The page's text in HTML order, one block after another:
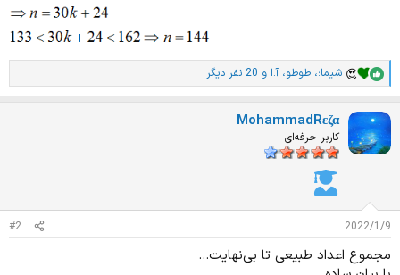
ا
م
ت
ی
ا
ز
شیما؛، طوطو، آ.ا و 20 نفر دیگر
MohammadRεζα
کاربر حرفه‌ای
2022/1/9
#2
مجموع اعداد طبیعی تا بی‌نهایت...